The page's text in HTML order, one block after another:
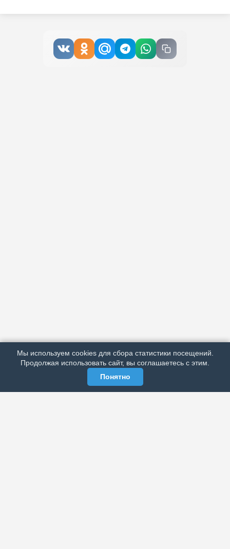
РЕКЛАМА У НАС
МЫ В СОЦСЕТЯХ
Мы используем cookies для сбора статистики посещений.
Продолжая использовать сайт, вы соглашаетесь с этим.
Понятно